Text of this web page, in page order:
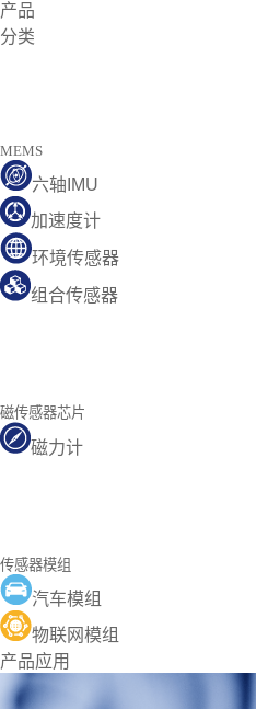
产品
分类
MEMS
六轴IMU
加速度计
环境传感器
组合传感器
磁传感器芯片
磁力计
传感器模组
汽车模组
物联网模组
产品应用